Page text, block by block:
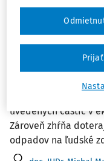
ČLÁNKY
Mikroplasty a
človeka a
Príspevok analyzuje
uvedených častíc v
Zároveň zhŕňa
odpadov na ľudské